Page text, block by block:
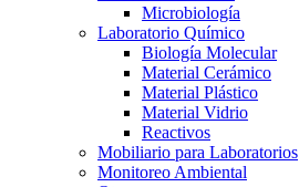
Microbiología
Laboratorio Químico
Biología Molecular
Material Cerámico
Material Plástico
Material Vidrio
Reactivos
Mobiliario para Laboratorios
Monitoreo Ambiental